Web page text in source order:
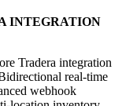
INTEGRATION
Tradera integration
real-time
webhook